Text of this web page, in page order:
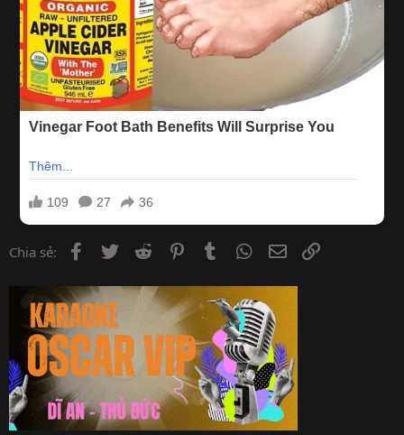
Chia sẻ: Facebook
Twitter Reddit PinterestTumblr WhatsApp
Email